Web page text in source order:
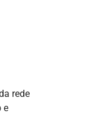
rede
e